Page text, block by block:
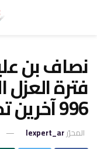
فترة العزل
996 آخرين تحت المراقبة
المحرّر lexpert_ar